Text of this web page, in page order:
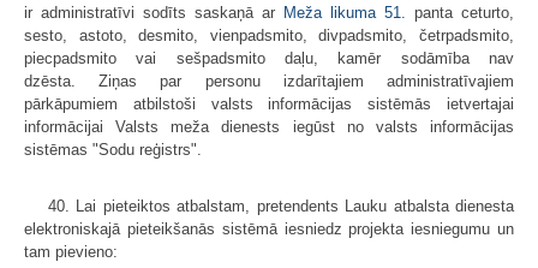
ir administratīvi sodīts saskaņā ar Meža likuma 51.
panta ceturto,
sesto, astoto, desmito, vienpadsmito, divpadsmito, četrpadsmito,
piecpadsmito vai sešpadsmito daļu, kamēr sodāmība nav
dzēsta. Ziņas par personu izdarītajiem administratīvajiem
pārkāpumiem atbilstoši valsts informācijas sistēmās ietvertajai
informācijai Valsts meža dienests iegūst no valsts informācijas
sistēmas "Sodu reģistrs".
40. Lai pieteiktos atbalstam, pretendents Lauku atbalsta dienesta
elektroniskajā pieteikšanās sistēmā iesniedz projekta iesniegumu un
tam pievieno: